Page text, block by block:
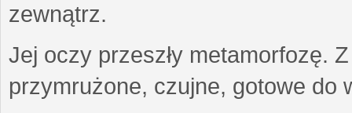
zewnątrz.
Jej oczy przeszły metamorfozę.
przymrużone, czujne, gotowe do